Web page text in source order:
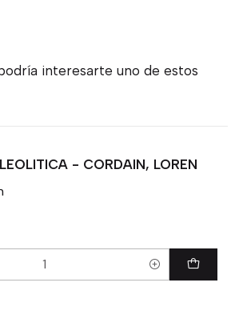
interesarte uno de estos
- CORDAIN, LOREN